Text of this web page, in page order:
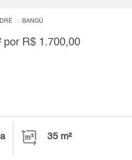
BANGÚ
por R$ 1.700,00
35 m²